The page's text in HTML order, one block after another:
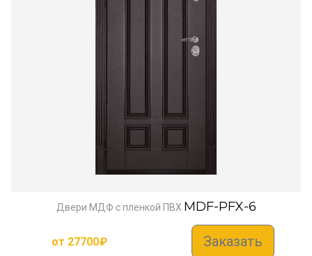
Двери МДФ с пленкой ПВХ MDF-PFX-6
от 27700₽ Заказать